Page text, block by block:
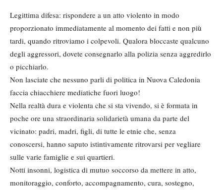
Legittima difesa: rispondere a un atto violento in modo
proporzionato immediatamente al momento dei fatti e non più
tardi, quando ritroviamo i colpevoli. Qualora bloccaste qualcuno
degli aggressori, dovete consegnarlo alla polizia senza aggredirlo
o picchiarlo.
Non lasciate che nessuno parli di politica in Nuova Caledonia
faccia chiacchiere mediatiche fuori luogo!
Nella realtà dura e violenta che si sta vivendo, si è formata in
poche ore una straordinaria solidarietà umana da parte del
vicinato: padri, madri, figli, di tutte le etnie che, senza
conoscersi, hanno saputo istintivamente ritrovarsi per vegliare
sulle varie famiglie e sui quartieri.
Notti insonni, logistica di mutuo soccorso da mettere in atto,
monitoraggio, conforto, accompagnamento, cura, sostegno,